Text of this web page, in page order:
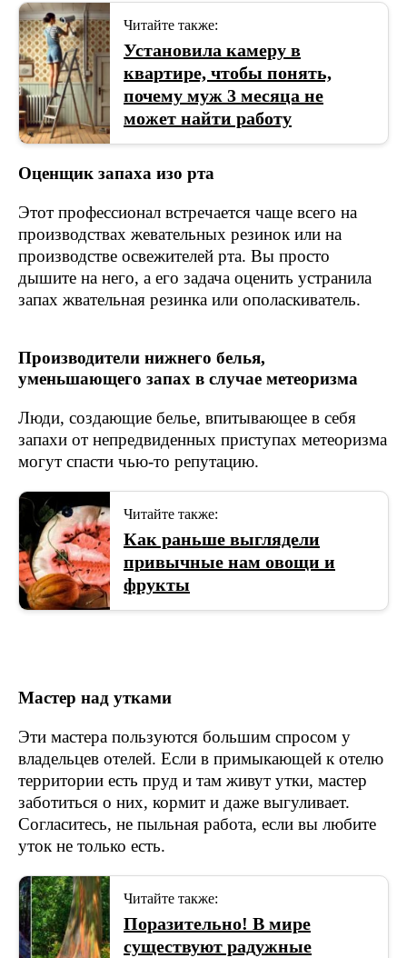
Читайте также:
Установила камеру в
квартире, чтобы понять,
почему муж 3 месяца не
может найти работу
Оценщик запаха изо рта
Этот профессионал встречается чаще всего на
производствах жевательных резинок или на
производстве освежителей рта. Вы просто
дышите на него, а его задача оценить устранила
запах жвательная резинка или ополаскиватель.
Производители нижнего белья,
уменьшающего запах в случае метеоризма
Люди, создающие белье, впитывающее в себя
запахи от непредвиденных приступах метеоризма
могут спасти чью-то репутацию.
Читайте также:
Как раньше выглядели
привычные нам овощи и
фрукты
Мастер над утками
Эти мастера пользуются большим спросом у
владельцев отелей. Если в примыкающей к отелю
территории есть пруд и там живут утки, мастер
заботиться о них, кормит и даже выгуливает.
Согласитесь, не пыльная работа, если вы любите
уток не только есть.
Читайте также:
Поразительно! В мире
существуют радужные